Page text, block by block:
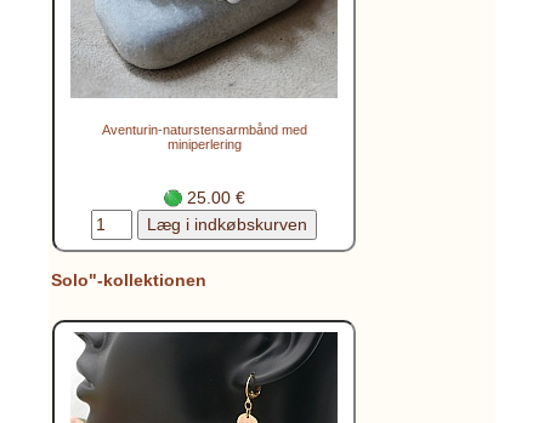
Aventurin-naturstensarmbånd med
miniperlering
25.00 €
Solo"-kollektionen